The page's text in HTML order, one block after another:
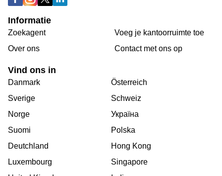
Informatie
Zoekagent
Over ons
Voeg je kantoorruimte toe
Сontact met ons op
Vind ons in
Danmark
Sverige
Norge
Suomi
Deutchland
Luxembourg
Österreich
Schweiz
Україна
Polska
Hong Kong
Singapore